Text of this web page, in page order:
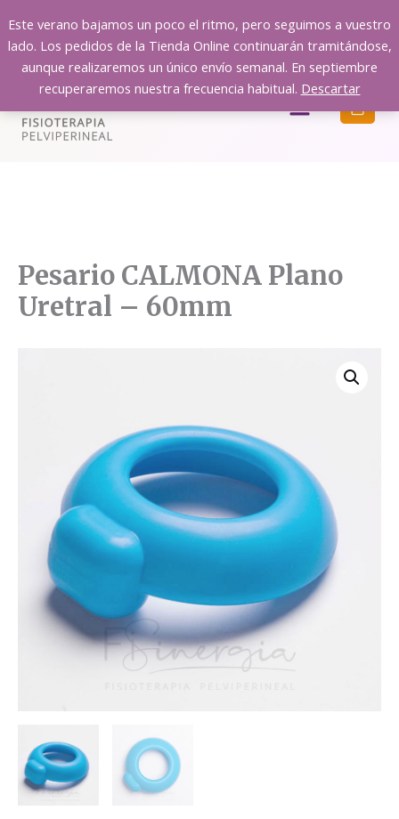
Este verano bajamos un poco el ritmo, pero seguimos a vuestro
lado. Los pedidos de la Tienda Online continuarán tramitándose,
aunque realizaremos un único envío semanal. En septiembre
recuperaremos nuestra frecuencia habitual. Descartar
contenido
Menú
Pesario CALMONA Plano
Uretral – 60mm